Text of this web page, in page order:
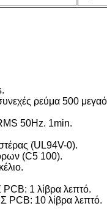
ρεύμα 500
50Hz. 1min.
(UL94V-0).
(C5 100).
1 λίβρα λεπτό.
10 λίβρα λεπτό.